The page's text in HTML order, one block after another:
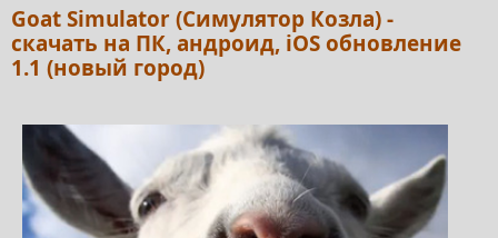
Goat Simulator (Симулятор Козла) -
скачать на ПК, андроид, iOS обновление
1.1 (новый город)